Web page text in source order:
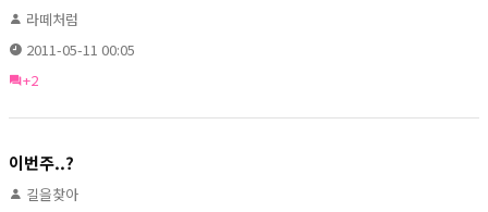
라떼처럼
2011-05-11 00:05
+2
이번주..?
길을찾아